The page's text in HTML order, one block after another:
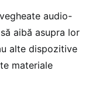
audio-
aibă asupra lor
alte dispozitive
materiale